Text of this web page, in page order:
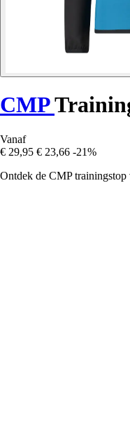
CMP
Vanaf
€ 29,95 € 23,66 -21%
Ontdek de CMP trainingstop